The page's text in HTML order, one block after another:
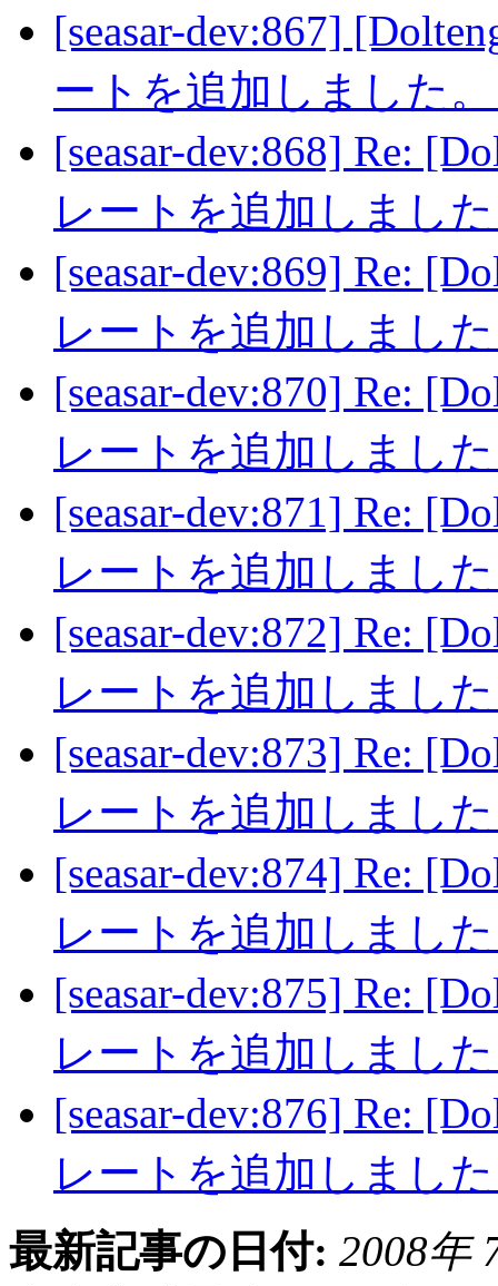
[seasar-dev:867]
ートを追加しました
[seasar-dev:868] Re:
レートを追加しまし
[seasar-dev:869] Re:
レートを追加しまし
[seasar-dev:870] Re:
レートを追加しまし
[seasar-dev:871] Re:
レートを追加しまし
[seasar-dev:872] Re:
レートを追加しまし
[seasar-dev:873] Re:
レートを追加しまし
[seasar-dev:874] Re:
レートを追加しまし
[seasar-dev:875] Re:
レートを追加しまし
[seasar-dev:876] Re:
レートを追加しまし
最新記事の日付: 2008年